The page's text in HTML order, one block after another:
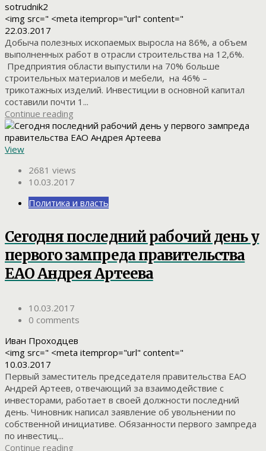
sotrudnik2
<img src=" <meta itemprop="url" content="
22.03.2017
Добыча полезных ископаемых выросла на 86%, а объем
выполненных работ в отрасли строительства на 12,6%.
Предприятия области выпустили на 70% больше
строительных материалов и мебели, на 46% –
трикотажных изделий. Инвестиции в основной капитал
составили почти 1...
Continue reading
View
2681 views
10.03.2017
Политика и власть
Сегодня последний рабочий день у
первого зампреда правительства
ЕАО Андрея Артеева
10.03.2017
0 comments
Иван Проходцев
<img src=" <meta itemprop="url" content="
10.03.2017
Первый заместитель председателя правительства ЕАО
Андрей Артеев, отвечающий за взаимодействие с
инвесторами, работает в своей должности последний
день. Чиновник написал заявление об увольнении по
собственной инициативе. Обязанности первого зампреда
по инвестиц...
Continue reading